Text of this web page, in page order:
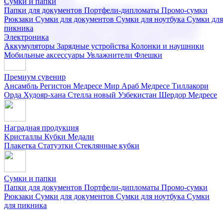
Папки для документов Портфели-дипломаты Промо-сумки
Рюкзаки Сумки для документов Сумки для ноутбука Сумки для
пикника
Электроника
Аккумуляторы Зарядные устройства Колонки и наушники
Мобильные аксессуары Увлажнители Флешки
Бизнес наборыКофейные наборы Кошельки
Наборы из кожиНаборы ручекНаборы с аккумуляторами
Наборы с бутылками для воды
Наборы с ежедневниками
Наборы с кружками
флешкамиНовогодние наборыЧайные наборы
Премиум сувенир
Ансамбль Регистон Медресе Мир Араб Медресе Тиллакори
Орда Худояр-хана Стелла новый Узбекистан Шердор Медресе
Наградная продукция
Kристаллы Кубки Медали
Плакетка Статуэтки Стеклянные кубки
Сумки и папки
Папки для документов Портфели-дипломаты Промо-сумки
Рюкзаки Сумки для документов Сумки для ноутбука Сумки
для пикника